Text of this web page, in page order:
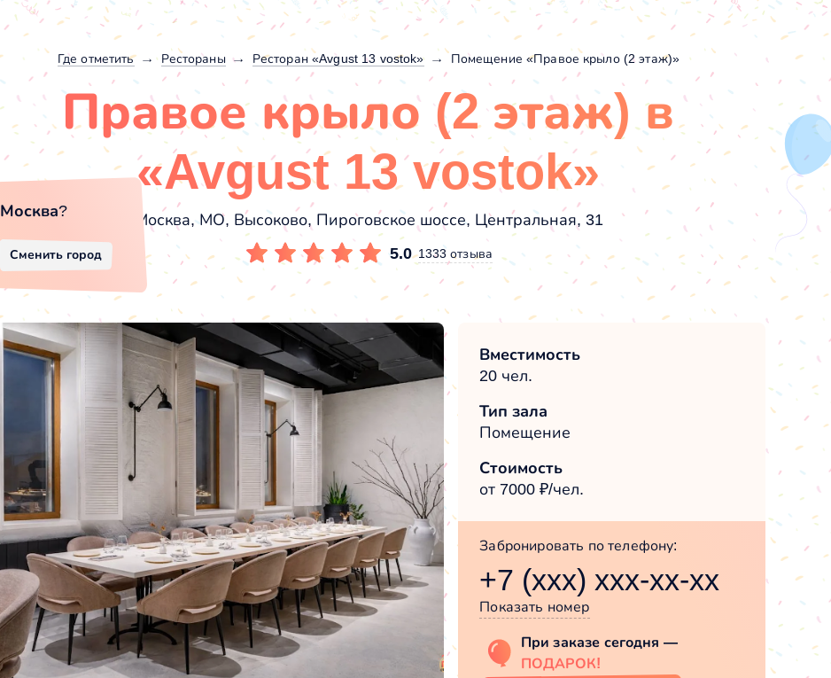
Где отметить Рестораны Ресторан «Avgust 13 vostok» Помещение «Правое крыло (2 этаж)»
Правое крыло (2 этаж) в
«Avgust 13 vostok»
Москва, МО, Высоково, Пироговское шоссе, Центральная, 31
5.0 1333 отзыва
Вместимость
20 чел.
Тип зала
Помещение
Стоимость
от 7000 ₽/чел.
Забронировать по телефону:
+7 (xxx) xxx-xx-xx
Показать номер
При заказе сегодня —
ПОДАРОК!
Москва?
Сменить город